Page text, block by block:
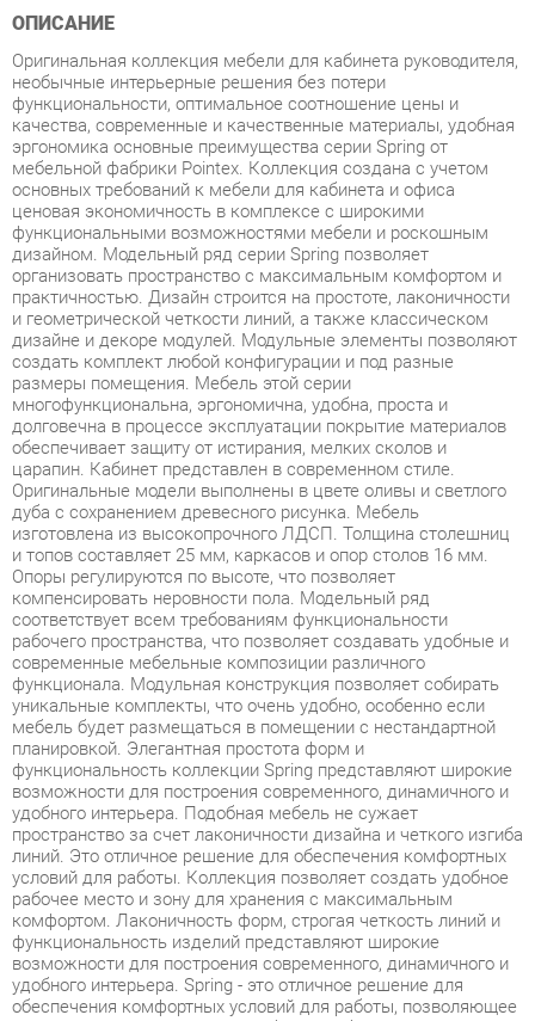
необычные интерьерные решения без потери
функциональности, оптимальное соотношение цены и
качества, современные и качественные материалы, удобная
эргономика основные преимущества серии Spring от
мебельной фабрики Pointex. Коллекция создана с учетом
основных требований к мебели для кабинета и офиса
ценовая экономичность в комплексе с широкими
функциональными возможностями мебели и роскошным
дизайном. Модельный ряд серии Spring позволяет
организовать пространство с максимальным комфортом и
практичностью. Дизайн строится на простоте, лаконичности
и геометрической четкости линий, а также классическом
дизайне и декоре модулей. Модульные элементы позволяют
создать комплект любой конфигурации и под разные
размеры помещения. Мебель этой серии
многофункциональна, эргономична, удобна, проста и
долговечна в процессе эксплуатации покрытие материалов
обеспечивает защиту от истирания, мелких сколов и
царапин. Кабинет представлен в современном стиле.
Оригинальные модели выполнены в цвете оливы и светлого
дуба с сохранением древесного рисунка. Мебель
изготовлена из высокопрочного ЛДСП. Толщина столешниц
и топов составляет 25 мм, каркасов и опор столов 16 мм.
Опоры регулируются по высоте, что позволяет
компенсировать неровности пола. Модельный ряд
соответствует всем требованиям функциональности
рабочего пространства, что позволяет создавать удобные и
современные мебельные композиции различного
функционала. Модульная конструкция позволяет собирать
уникальные комплекты, что очень удобно, особенно если
мебель будет размещаться в помещении с нестандартной
планировкой. Элегантная простота форм и
функциональность коллекции Spring представляют широкие
возможности для построения современного, динамичного и
удобного интерьера. Подобная мебель не сужает
пространство за счет лаконичности дизайна и четкого изгиба
линий. Это отличное решение для обеспечения комфортных
условий для работы. Коллекция позволяет создать удобное
рабочее место и зону для хранения с максимальным
комфортом. Лаконичность форм, строгая четкость линий и
функциональность изделий представляют широкие
возможности для построения современного, динамичного и
удобного интерьера. Spring - это отличное решение для
обеспечения комфортных условий для работы, позволяющее
оптимизировать пространство без ущерба для
функциональности и удобства. Широкая база элементов
позволит создать полноценный гарнитур, отвечающий всем
требованиям, как по габаритам, так и функционалу.
Фурнитура обеспечивает возможность многократной сборки.